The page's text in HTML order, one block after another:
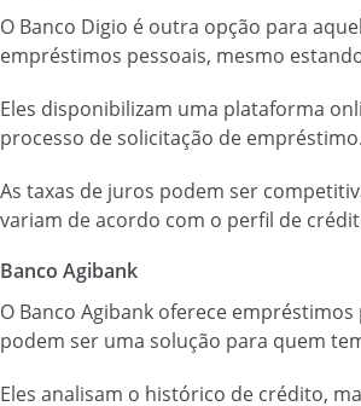
O Banco Digio é outra opção para
empréstimos pessoais, mesmo
Eles disponibilizam uma plataforma
processo de solicitação de empréstimo.
As taxas de juros podem ser
variam de acordo com o perfil de
Banco Agibank
O Banco Agibank oferece empréstimos
podem ser uma solução para quem
Eles analisam o histórico de crédito,